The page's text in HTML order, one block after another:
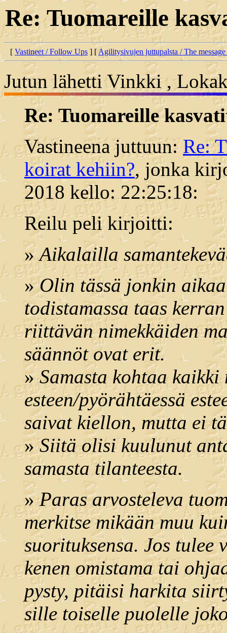
Re: Tuomareille
[ Vastineet / Follow Ups ] [Agilitysivujen juttupalsta / The
Jutun lähetti Vinkki ,
Re: Tuomareille
Vastineena juttuun:Re:
koirat kehiin?, jonka
2018 kello: 22:25:18:
Reilu peli kirjoitti:
»Aikalailla
»Olin tässä jonkin
todistamassa taas
riittävän nimekkäiden
säännöt ovat erit.
»Samasta kohtaa
esteen/pyörähtäessä
saivat kiellon, mutta ei
»Siitä olisi kuulunut
samasta tilanteesta.
»Paras arvosteleva
merkitse mikään muu
suorituksensa. Jos tulee
kenen omistama tai
pysty, pitäisi harkita
sille toiselle puolelle